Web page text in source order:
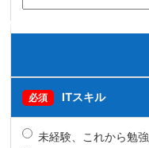
必須 ITスキル
未経験、これから勉強